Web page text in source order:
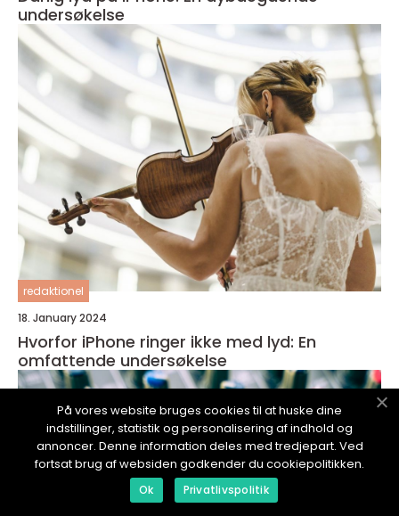
undersøkelse
redaktionel
18. January 2024
Hvorfor iPhone ringer ikke med lyd: En
omfattende undersøkelse
På vores website bruges cookies til at huske dine
indstillinger, statistik og personalisering af indhold og
annoncer. Denne information deles med tredjepart. Ved
fortsat brug af websiden godkender du cookiepolitikken.
Ok Privatlivspolitik